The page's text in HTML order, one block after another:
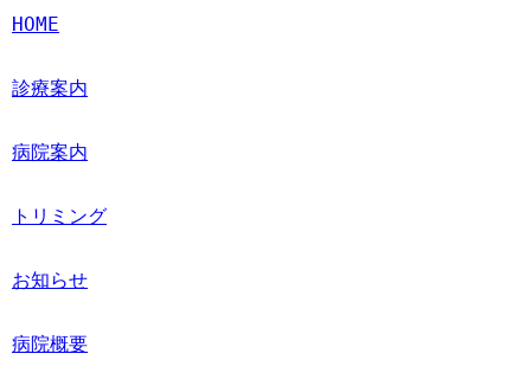
HOME
診療案内
病院案内
トリミング
お知らせ
病院概要